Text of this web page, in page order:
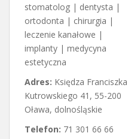
stomatolog | dentysta |
ortodonta | chirurgia |
leczenie kanałowe |
implanty | medycyna
estetyczna
Adres: Księdza Franciszka
Kutrowskiego 41 , 55-200
Oława, dolnośląskie
Telefon: 71 301 66 66